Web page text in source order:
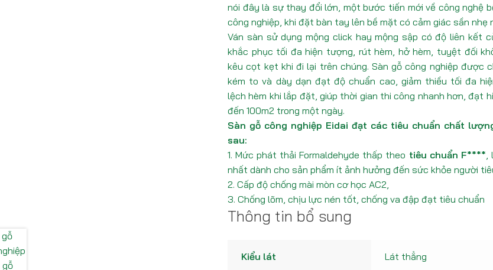
nói đây là sự thay đổi lớn, một bước tiến mới về công nghệ
công nghiệp, khi đặt bàn tay lên bề mặt có cảm giác sần nhẹ
Ván sàn sử dụng mộng click hay mộng sập có độ liên kết
khắc phục tối đa hiện tượng, rút hèm, hở hèm, tuyệt đối
kêu cọt kẹt khi đi lại trên chúng. Sàn gỗ công nghiệp được
kém to và dày dạn đạt độ chuẩn cao, giảm thiều tối đa
lệch hèm khi lắp đặt, giúp thời gian thi công nhanh hơn, đạt
đến 100m2 trong một ngày.
Sàn gỗ công nghiệp Eidai đạt các tiêu chuẩn chất
sau:
1. Mức phát thải Formaldehyde thấp theo tiêu chuẩn F****
nhất dành cho sản phẩm ít ảnh hưởng đến sức khỏe người
2. Cấp độ chống mài mòn cơ học AC2,
3. Chống lõm, chịu lực nén tốt, chống va đập đạt tiêu chuẩn
Thông tin bổ sung
Kiểu lát Lát thẳng